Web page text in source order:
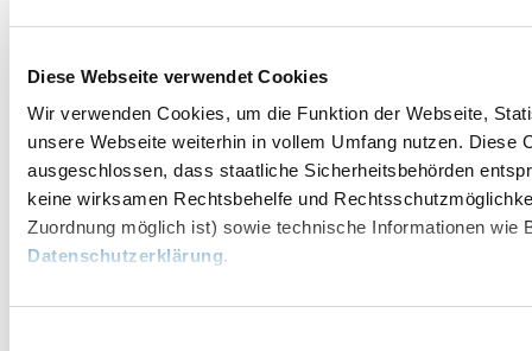
Diese Webseite verwendet Cookies
Wir verwenden Cookies, um die Funktion der Webseite,
unsere Webseite weiterhin in vollem Umfang nutzen.
ausgeschlossen, dass staatliche Sicherheitsbehörden
keine wirksamen Rechtsbehelfe und
Zuordnung möglich ist) sowie technische Informationen wie
Datenschutzerklärung.